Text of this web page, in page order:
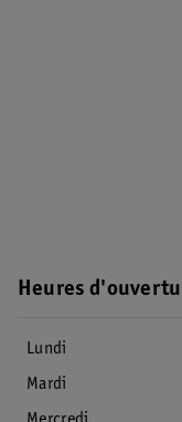
Heures
Lundi
Mardi